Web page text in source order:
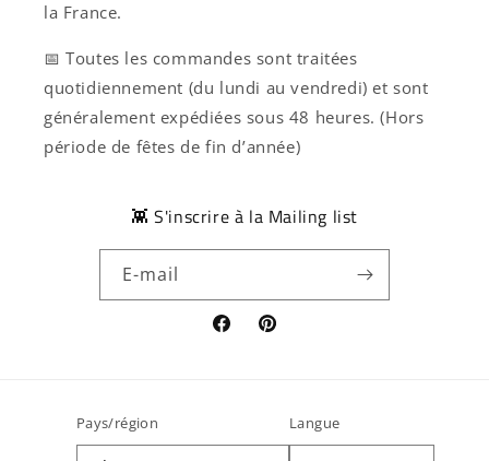
la France.
📅 Toutes les commandes sont traitées
quotidiennement (du lundi au vendredi) et sont
généralement expédiées sous 48 heures. (Hors
période de fêtes de fin d’année)
👾 S'inscrire à la Mailing list
E-mail
FacebookPinterest
Pays/région Langue